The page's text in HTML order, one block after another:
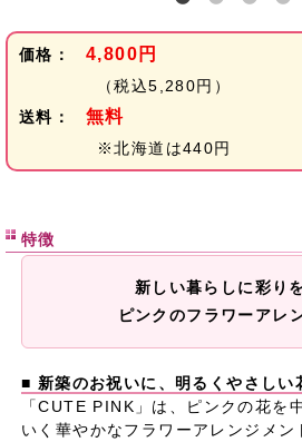
価格： 4,800円
（税込5,280円）
送料：
無料
※北海道は440円
特徴
新しい暮らしに彩り
ピンクのフラワーアレ
■ 新築のお祝いに、明るくやさしい
「CUTE PINK」は、ピンクの花を
いく華やかなフラワーアレンジメン